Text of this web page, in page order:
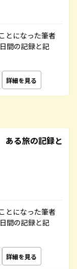
とになった筆者
間の記録と記
詳細を見る
る旅の記録と
とになった筆者
間の記録と記
詳細を見る